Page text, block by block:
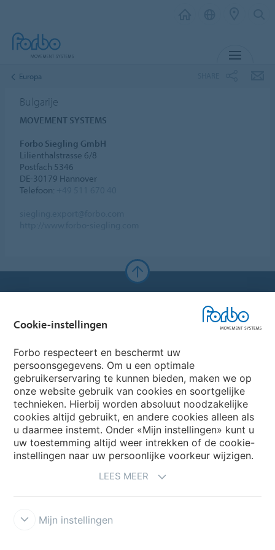
Europa
Bulgarije
MOVEMENT SYSTEMS
Forbo Siegling GmbH
Lilienthalstrasse 6/8
Postfach 5346
DE-30179 Hannover
Telefoon:
Forbo Websites
Forbo Group
Forbo Flooring Systems
Forbo Movement Systems
Selecteer een Land
Cookie-instellingen
Forbo respecteert en beschermt uw
persoonsgegevens. Om u een optimale
gebruikerservaring te kunnen bieden, maken we op
onze website gebruik van cookies en soortgelijke
technieken. Hierbij worden absoluut noodzakelijke
cookies altijd gebruikt, en andere cookies alleen als
u daarmee instemt. Onder «Mijn instellingen» kunt u
uw toestemming altijd weer intrekken of de cookie-
instellingen naar uw persoonlijke voorkeur wijzigen.
LEES MEER
Mijn instellingen